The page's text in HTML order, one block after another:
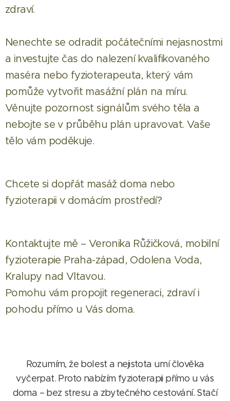
zdraví.
Nenechte se odradit počátečními nejasnostmi
a investujte čas do nalezení kvalifikovaného
maséra nebo fyzioterapeuta, který vám
pomůže vytvořit masážní plán na míru.
Věnujte pozornost signálům svého těla a
nebojte se v průběhu plán upravovat. Vaše
tělo vám poděkuje.
Chcete si dopřát masáž doma nebo
fyzioterapii v domácím prostředí?
Kontaktujte mě – Veronika Růžičková, mobilní
fyzioterapie Praha-západ, Odolena Voda,
Kralupy nad Vltavou.
Pomohu vám propojit regeneraci, zdraví i
pohodu přímo u Vás doma.
Rozumím, že bolest a nejistota umí člověka
vyčerpat. Proto nabízím fyzioterapii přímo u vás
doma – bez stresu a zbytečného cestování. Stačí